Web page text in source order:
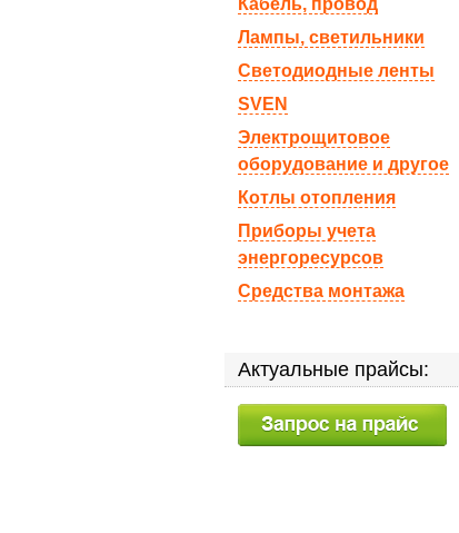
Кабель, провод
Лампы, светильники
Светодиодные ленты
SVEN
Электрощитовое
оборудование и другое
Котлы отопления
Приборы учета
энергоресурсов
Средства монтажа
Актуальные прайсы: